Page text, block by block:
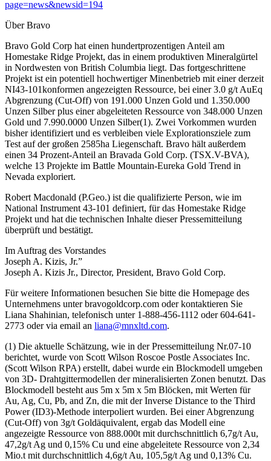
page=news&newsid=194
Über Bravo
Bravo Gold Corp hat einen hundertprozentigen Anteil am
Homestake Ridge Projekt, das in einem produktiven Mineralgürtel
in Nordwesten von British Columbia liegt. Das fortgeschrittene
Projekt ist ein potentiell hochwertiger Minenbetrieb mit einer derzeit
NI43-101konformen angezeigten Ressource, bei einer 3.0 g/t AuEq
Abgrenzung (Cut-Off) von 191.000 Unzen Gold und 1.350.000
Unzen Silber plus einer abgeleiteten Ressource von 348.000 Unzen
Gold und 7.990.0000 Unzen Silber(1). Zwei Vorkommen wurden
bisher identifiziert und es verbleiben viele Explorationsziele zum
Test auf der großen 2585ha Liegenschaft. Bravo hält außerdem
einen 34 Prozent-Anteil an Bravada Gold Corp. (TSX.V-BVA),
welche 13 Projekte im Battle Mountain-Eureka Gold Trend in
Nevada exploriert.
Robert Macdonald (P.Geo.) ist die qualifizierte Person, wie im
National Instrument 43-101 definiert, für das Homestake Ridge
Projekt und hat die technischen Inhalte dieser Pressemitteilung
überprüft und bestätigt.
Im Auftrag des Vorstandes
Joseph A. Kizis, Jr.”
Joseph A. Kizis Jr., Director, President, Bravo Gold Corp.
Für weitere Informationen besuchen Sie bitte die Homepage des
Unternehmens unter bravogoldcorp.com oder kontaktieren Sie
Liana Shahinian, telefonisch unter 1-888-456-1112 oder 604-641-
2773 oder via email an liana@mnxltd.com.
(1) Die aktuelle Schätzung, wie in der Pressemitteilung Nr.07-10
berichtet, wurde von Scott Wilson Roscoe Postle Associates Inc.
(Scott Wilson RPA) erstellt, dabei wurde ein Blockmodell umgeben
von 3D- Drahtgittermodellen der mineralisierten Zonen benutzt. Das
Blockmodell besteht aus 5m x 5m x 5m Blöcken, mit Werten für
Au, Ag, Cu, Pb, and Zn, die mit der Inverse Distance to the Third
Power (ID3)-Methode interpoliert wurden. Bei einer Abgrenzung
(Cut-Off) von 3g/t Goldäquivalent, ergab das Modell eine
angezeigte Ressource von 888.000t mit durchschnittlich 6,7g/t Au,
47,2g/t Ag und 0,15% Cu und eine abgeleitete Ressource von 2,34
Mio.t mit durchschnittlich 4,6g/t Au, 105,5g/t Ag und 0,13% Cu.